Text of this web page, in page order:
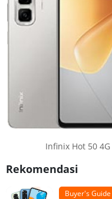
Infinix Hot 50 4G
Rekomendasi
Buyer's Guide